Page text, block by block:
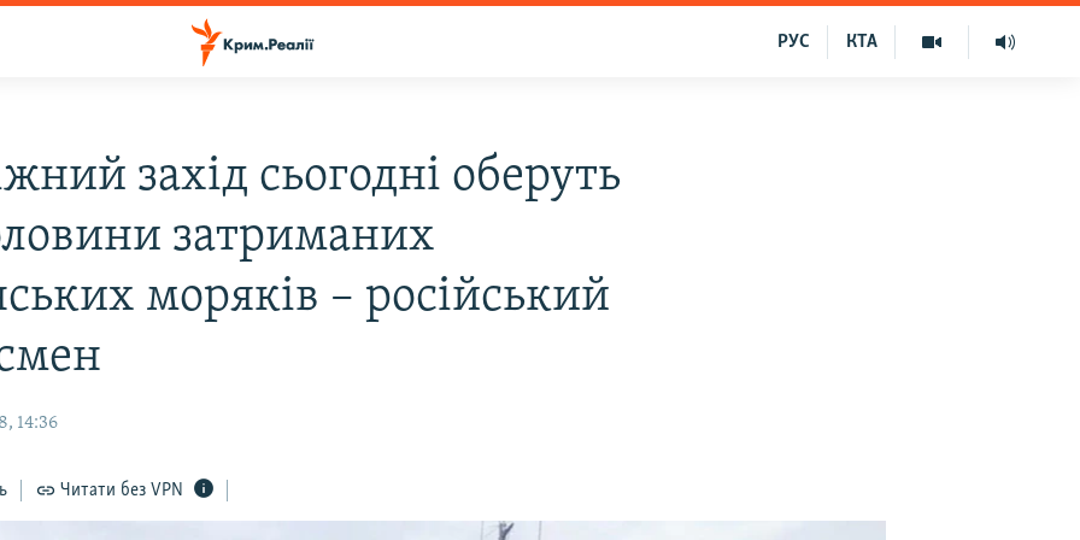
КТА
РУС
захід сьогодні оберуть
затриманих
моряків – російський
14:36
Читати без VPN